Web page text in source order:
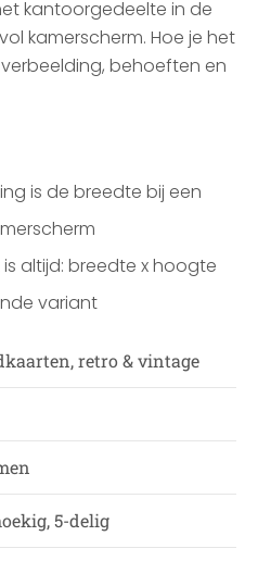
kantoorgedeelte in de
kamerscherm. Hoe je het
behoeften en
is de breedte bij een
altijd: breedte x hoogte
variant
retro & vintage
5-delig